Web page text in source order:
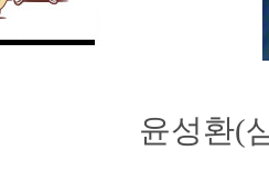
윤성환(